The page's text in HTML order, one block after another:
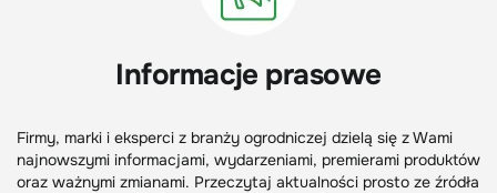
Informacje prasowe
Firmy, marki i eksperci z branży ogrodniczej dzielą się z Wami
najnowszymi informacjami, wydarzeniami, premierami produktów
oraz ważnymi zmianami. Przeczytaj aktualności prosto ze źródła